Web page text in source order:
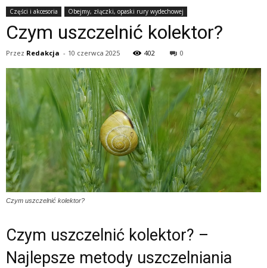
Części i akcesoria Obejmy, złączki, opaski rury wydechowej
Czym uszczelnić kolektor?
Przez Redakcja - 10 czerwca 2025 402 0
Czym uszczelnić kolektor?
Czym uszczelnić kolektor? –
Najlepsze metody uszczelniania